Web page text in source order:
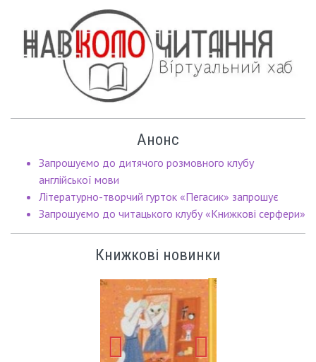
Анонс
Запрошуємо до дитячого розмовного клубу
англійської мови
Літературно-творчий гурток «Пегасик» запрошує
Запрошуємо до читацького клубу «Книжкові серфери»
Книжкові новинки